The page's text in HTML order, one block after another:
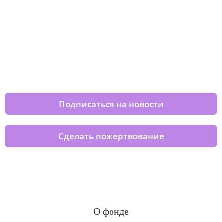
Подписаться на новости
Сделать пожертвование
О фонде